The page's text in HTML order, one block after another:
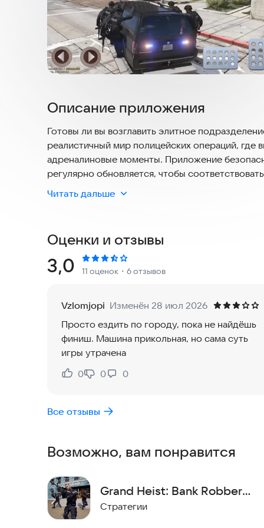
Описание приложения
Готовы ли вы возглавить элитное
реалистичный мир полицейских операций, где
адреналиновые моменты. Приложение
регулярно обновляется, чтобы
* Тактическая стратегия: Управляйте отрядом, подбирайте экипировку и перехитрите преступников,
составляя умные планы. Каждое ваше решение
изменениям.
укрытия, тактическое оружие и
продвигайтесь по службе, чтобы стать лучшим
возможности и миссии, а также оптимизируя
Защитите город, используя уникальные навыки
задержите преступников. Присоединитесь к
начните борьбу с преступностью уже сегодня!
Читать дальше
Оценки и отзывы
Рейтинг:
3,0 11 оценок ・6 отзывов
Vzlomjopi Изменён 28 июл 2026
Просто ездить по городу, пока не найдёшь
финиш. Машина прикольная, но сама суть
игры утрачена
Нравится:
0
Не нравится:
0 0
Все отзывы
Возможно, вам понравится
Grand Heist: Bank Robber
Games
Стратегии